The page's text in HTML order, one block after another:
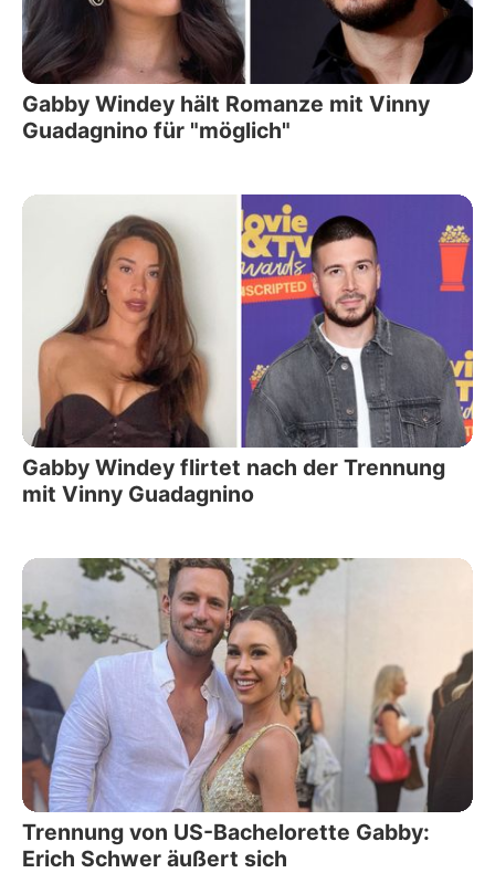
Gabby Windey hält Romanze mit Vinny
Guadagnino für "möglich"
Gabby Windey flirtet nach der Trennung
mit Vinny Guadagnino
Trennung von US-Bachelorette Gabby:
Erich Schwer äußert sich